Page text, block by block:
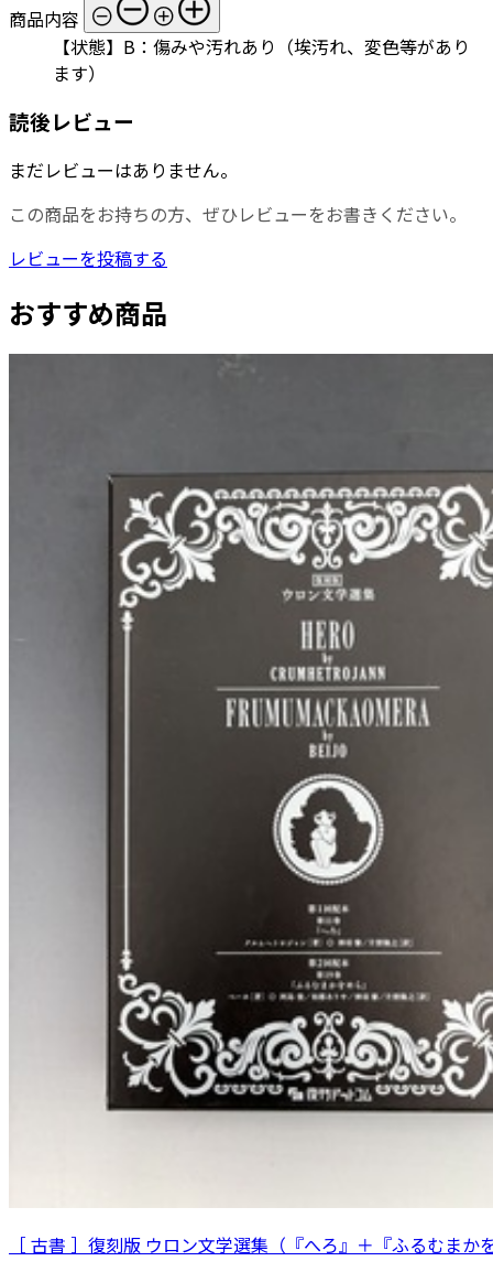
商品内容
【状態】B：傷みや汚れあり（埃汚れ、変色等があり
ます）
読後レビュー
まだレビューはありません。
この商品をお持ちの方、ぜひレビューをお書きください。
レビューを投稿する
おすすめ商品
［ 古書 ］復刻版 ウロン文学選集（『へろ』＋『ふるむまか